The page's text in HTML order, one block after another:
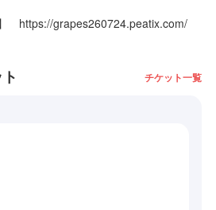
https://grapes260724.peatix.com/
チケット一覧